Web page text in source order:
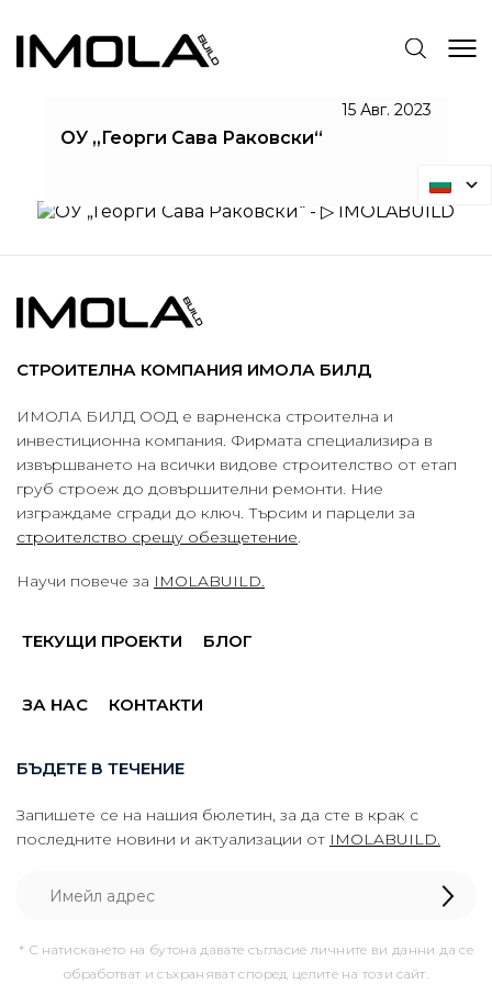
ОУ „ГЕОРГИ САВА РАКОВСКИ“
IMOLABUILD ОУ „Георги Сава Раковски“
15 Авг. 2023
ОУ „Георги Сава Раковски“
СТРОИТЕЛНА КОМПАНИЯ ИМОЛА БИЛД
ИМОЛА БИЛД ООД е варненска строителна и
инвестиционна компания. Фирмата специализира в
извършването на всички видове строителство от етап
груб строеж до довършителни ремонти. Ние
изграждаме сгради до ключ. Търсим и парцели за
строителство срещу обезщетение.
Научи повече за IMOLABUILD.
ТЕКУЩИ ПРОЕКТИ БЛОГ
ЗА НАС КОНТАКТИ
БЪДЕТЕ В ТЕЧЕНИЕ
Запишете се на нашия бюлетин, за да сте в крак с
последните новини и актуализации от IMOLABUILD.
* С натискането на бутона давате съгласие личните ви данни да се
обработват и съхраняват според целите на този сайт.